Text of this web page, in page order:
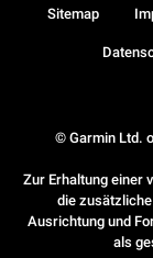
© Garmin Ltd.
Zur Erhaltung einer
die
Ausrichtung und
als
Sitemap